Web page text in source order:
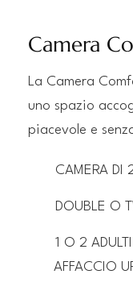
Camera
La Camera
uno spazio
piacevole e
CAMERA DI
DOUBLE O
1 O 2 ADULTI
AFFACCIO